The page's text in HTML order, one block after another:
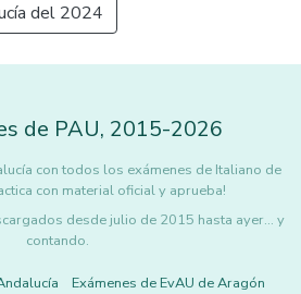
del 2024
de PAU, 2015-2026
con todos los exámenes de Italiano de
con material oficial y aprueba!
desde julio de 2015 hasta ayer... y
contando.
Exámenes de EvAU de Aragón